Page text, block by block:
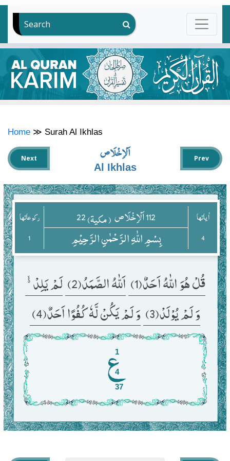
Search
Home ≫ Surah Al Ikhlas
Prev اَلْاِخْلَاص
Al Ikhlas
Next
اٰياتها
4
112اَلْاِخْلَاص ( مکیۃ)22
ركوعاتها
1
بِسْمِ اللّٰهِ الرَّحْمٰنِ الرَّحِیْمِ
قُلْ هُوَ اللّٰهُ اَحَدٌ(1) اَللّٰهُ الصَّمَدُ(2)
وَ لَمْ یُوْلَدْ(3)
وَ لَمْ یَكُنْ لَّهٗ كُفُوًا اَحَدٌ(4)
1
4
37